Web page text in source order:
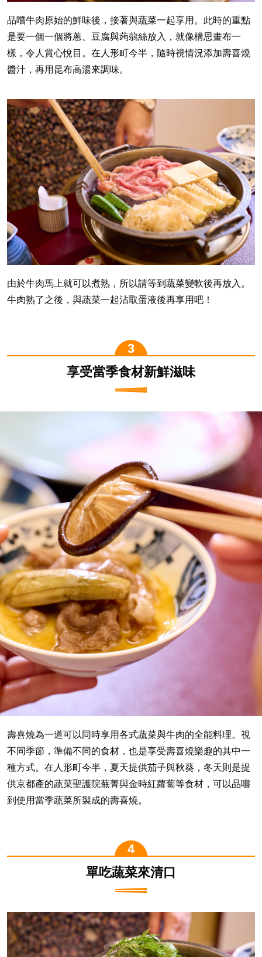
品嚐牛肉原始的鮮味後，接著與蔬菜一起享用。此時的重點
是要一個一個將蔥、豆腐與蒟蒻絲放入，就像構思畫布一
樣，令人賞心悅目。在人形町今半，隨時視情況添加壽喜燒
醬汁，再用昆布高湯來調味。
由於牛肉馬上就可以煮熟，所以請等到蔬菜變軟後再放入。
牛肉熟了之後，與蔬菜一起沾取蛋液後再享用吧！
享受當季食材新鮮滋味
壽喜燒為一道可以同時享用各式蔬菜與牛肉的全能料理。視
不同季節，準備不同的食材，也是享受壽喜燒樂趣的其中一
種方式。在人形町今半，夏天提供茄子與秋葵，冬天則是提
供京都產的蔬菜聖護院蕪菁與金時紅蘿蔔等食材，可以品嚐
到使用當季蔬菜所製成的壽喜燒。
單吃蔬菜來清口